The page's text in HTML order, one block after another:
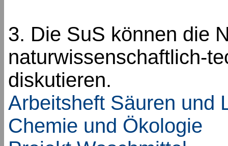
3. Die SuS können die
naturwissenschaftlich-
diskutieren.
Arbeitsheft Säuren und
Chemie und Ökologie